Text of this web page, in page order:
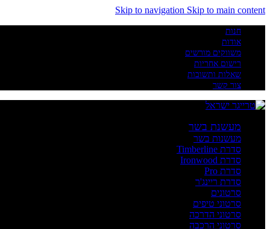
Skip to navigation Skip to main content
חנות
אודות
משווקים מורשים
רישום אחריות
שאלות ותשובות
צור קשר
מעשנת בשר
מעשנות בשר
סדרת Timberline
סדרת Ironwood
סדרת Pro
סדרת ריינג'ר
סרטונים
סרטוני טיפים
סרטוני הדרכה
סרטוני הרכבה